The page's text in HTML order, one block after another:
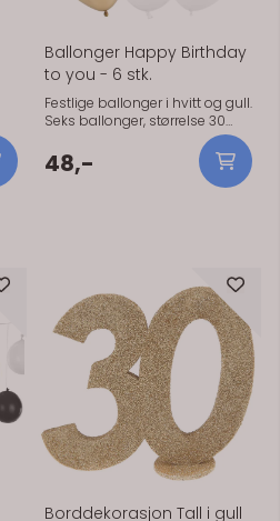
Ballonger Happy Birthday
to you - 6 stk.
Festlige ballonger i hvitt og gull.
Seks ballonger, størrelse 30
cm. To i gull og fire hvite. To av
de hvite har teksten "Happy
48,-
Borddekorasjon Tall i gull
På lager